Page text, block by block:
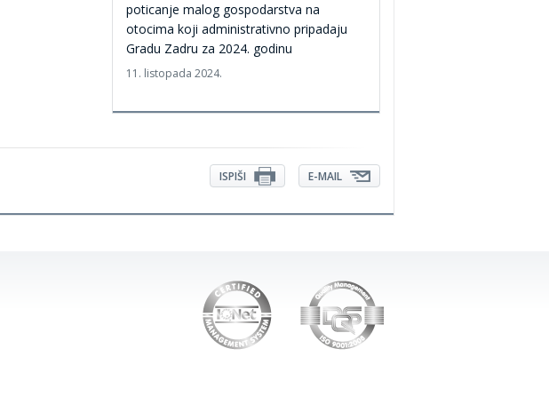
poticanje malog gospodarstva na
otocima koji administrativno pripadaju
Gradu Zadru za 2024. godinu
11. listopada 2024.
E-MAIL
ISPIŠI